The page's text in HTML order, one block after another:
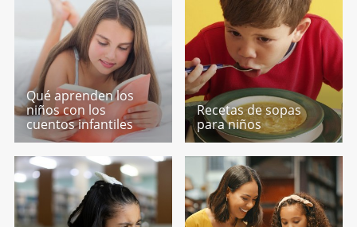
Qué aprenden los
niños con los
cuentos infantiles
Recetas de sopas
para niños